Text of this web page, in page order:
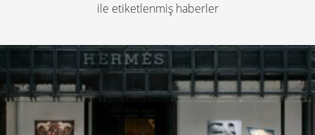
ile etiketlenmiş haberler